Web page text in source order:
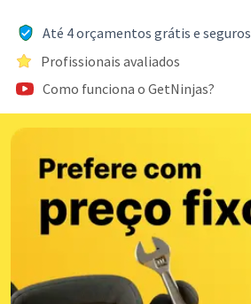
Até 4 orçamentos grátis e seguros
Profissionais avaliados
Como funciona o GetNinjas?